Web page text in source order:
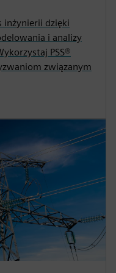
inżynierii dzięki
i analizy
PSS®
związanym